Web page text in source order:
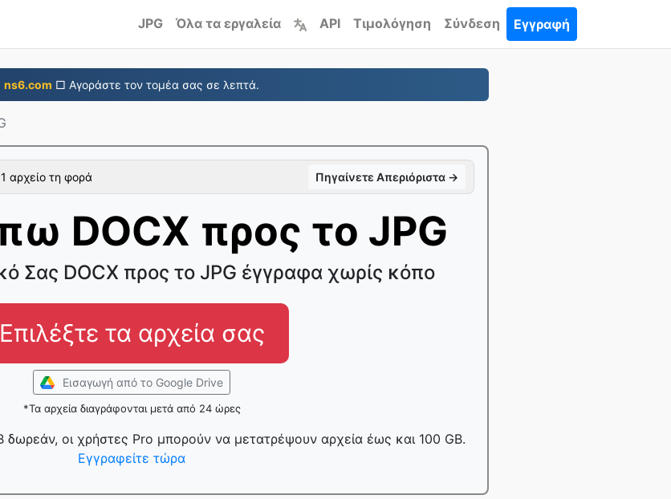
JPG Όλα τα εργαλεία API Τιμολόγηση Σύνδεση Εγγραφή
ns6.com □ Αγοράστε τον τομέα σας σε λεπτά.
αρχείο τη φορά Πηγαίνετε Απεριόριστα →
DOCX προς το JPG
Σας DOCX προς το JPG έγγραφα χωρίς κόπο
Επιλέξτε τα αρχεία σας
Εισαγωγή από το Google Drive
*Τα αρχεία διαγράφονται μετά από 24 ώρες
δωρεάν, οι χρήστες Pro μπορούν να μετατρέψουν αρχεία έως και 100 GB.
Εγγραφείτε τώρα